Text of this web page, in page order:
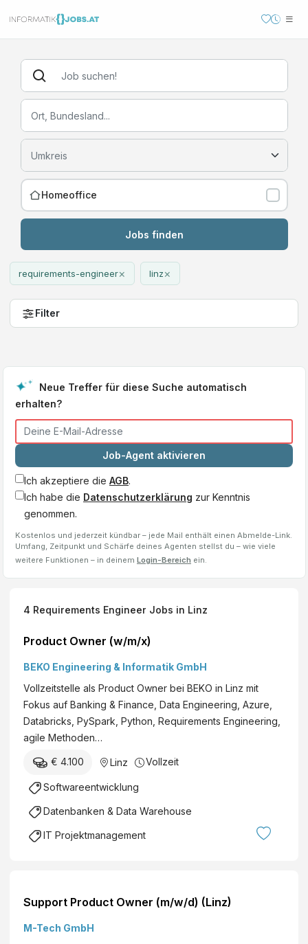
Homeoffice
Jobs finden
requirements-engineer× linz×
Filter
Neue Treffer für diese Suche automatisch
erhalten?
Job-Agent aktivieren
Ich akzeptiere die AGB.
Ich habe die Datenschutzerklärung zur Kenntnis
genommen.
Kostenlos und jederzeit kündbar – jede Mail enthält einen Abmelde-Link.
Umfang, Zeitpunkt und Schärfe deines Agenten stellst du – wie viele
weitere Funktionen – in deinem Login-Bereich ein.
4 Requirements Engineer Jobs in Linz
Product Owner (w/m/x)
BEKO Engineering & Informatik GmbH
Vollzeitstelle als Product Owner bei BEKO in Linz mit
Fokus auf Banking & Finance, Data Engineering, Azure,
Databricks, PySpark, Python, Requirements Engineering,
agile Methoden…
€ 4.100 Linz Vollzeit
Softwareentwicklung
Datenbanken & Data Warehouse
IT Projektmanagement
Support Product Owner (m/w/d) (Linz)
M-Tech GmbH